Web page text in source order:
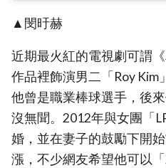
▲閔旴赫
近期最火紅的電視劇可謂
作品裡飾演男二「Roy Kim
他曾是職業棒球選手，後
沒無聞。2012年與女團「
婚，並在妻子的鼓勵下開
漲，不少網友希望他可以「